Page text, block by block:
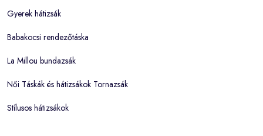
Gyerek hátizsák
Babakocsi rendezőtáska
La Millou bundazsák
Női Táskák és hátizsákok Tornazsák
Stílusos hátizsákok